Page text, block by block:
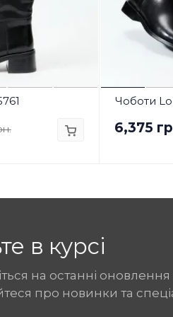
Чоботи
6,375
в курсі
на останні оновлення
про новинки та